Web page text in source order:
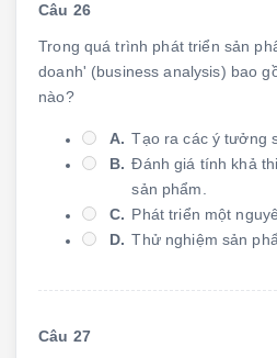
Câu 26
Trong quá trình phát triển sản
doanh' (business analysis) bao
nào?
A. Tạo ra các ý tưởng
B. Đánh giá tính khả
sản phẩm.
C. Phát triển một
D. Thử nghiệm sản
Câu 27